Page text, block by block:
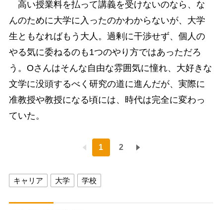
高い授業料を払って講義を受けないのなら、な
んのために大学に入ったのかわからないが、大学
生ともなればもう大人。過剰に干渉せず、個人の
やる気に委ねるのも1つのやり方ではあっただろ
う。Oさんはそんな自由な雰囲気に憧れ、大好きな
文学に没頭するべく研究の道に進んだが、実際に
准教授や教授になる頃には、時代は完全に変わっ
ていた。
1 2
キャリア 大学 学校